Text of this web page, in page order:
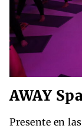
AWAY
Presente en